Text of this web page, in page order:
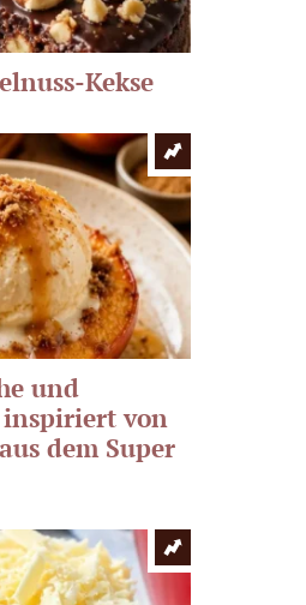
Kekse
und
inspiriert von
dem Super